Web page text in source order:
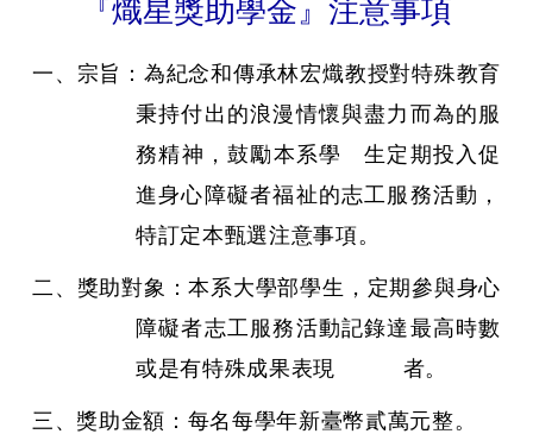
『熾星獎助學金』注意事項
一、宗旨：為紀念和傳承林宏熾教授對特殊教育
秉持付出的浪漫情懷與盡力而為的服
務精神，鼓勵本系學 生定期投入促
進身心障礙者福祉的志工服務活動，
特訂定本甄選注意事項。
二、獎助對象：本系大學部學生，定期參與身心
障礙者志工服務活動記錄達最高時數
或是有特殊成果表現 者。
三、獎助金額：每名每學年新臺幣貳萬元整。